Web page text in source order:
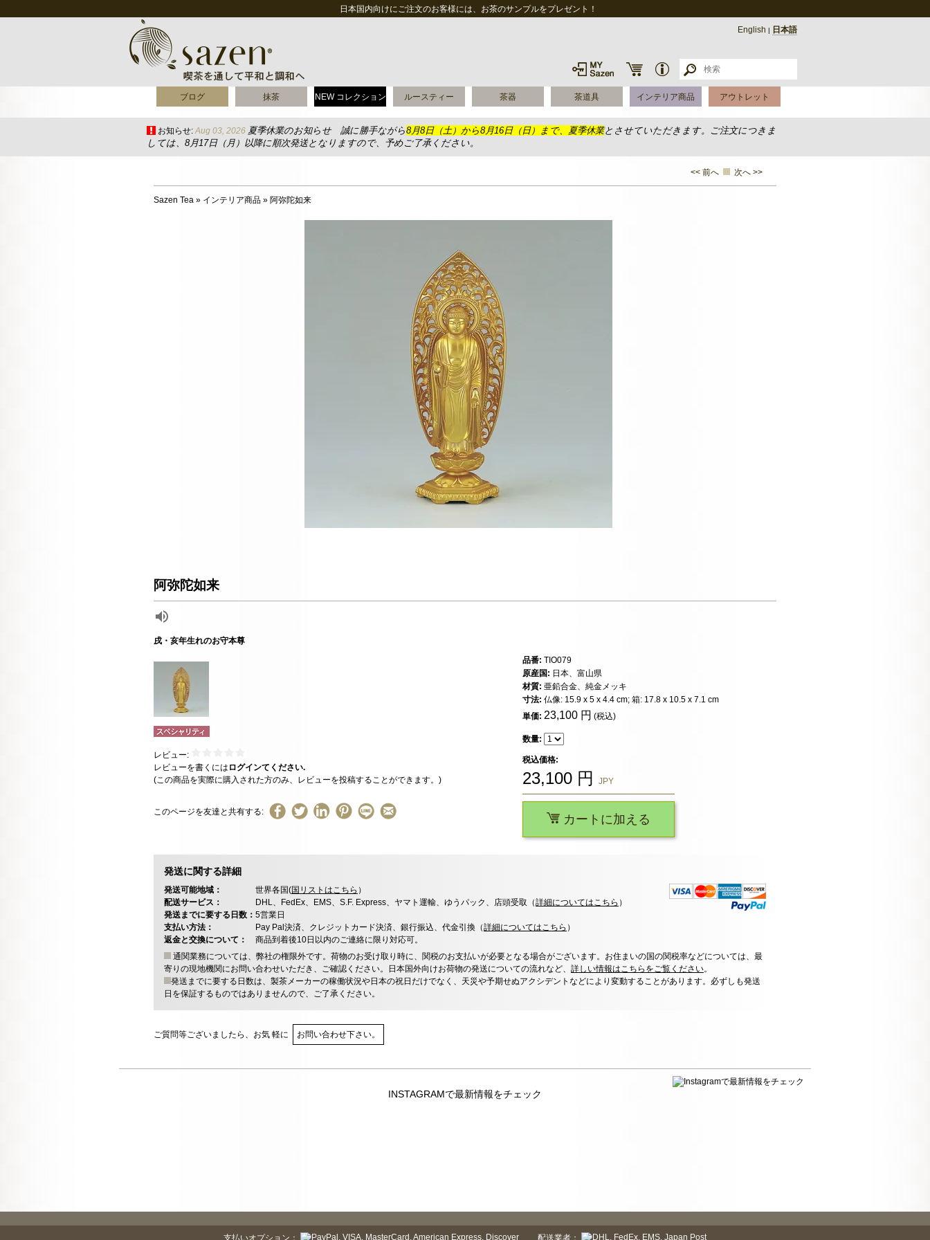
日本国内向けにご注文のお客様には、お茶のサンプルをプレゼント！
English | 日本語
ブログ 抹茶 NEW コレクション ルースティー 茶器 茶道具 インテリア商品 アウトレット
お知らせ: Aug 03, 2026 夏季休業のお知らせ 誠に勝手ながら8月8日（土）から8月16日（日）まで、夏季休業とさせていただきます。ご注文につきま
しては、8月17日（月）以降に順次発送となりますので、予めご了承ください。
<< 前へ 次へ >>
Sazen Tea » インテリア商品 » 阿弥陀如来
阿弥陀如来
戌・亥年生れのお守本尊
レビュー:
レビューを書くには ログインてください.
(この商品を実際に購入された方のみ、レビューを投稿することができます。)
このページを友達と共有する:
品番: TIO079
原産国: 日本、富山県
材質: 亜鉛合金、純金メッキ
寸法: 仏像: 15.9 x 5 x 4.4 cm; 箱: 17.8 x 10.5 x 7.1 cm
単価: 23,100 円 (税込)
数量:
税込価格:
23,100 円 JPY
カートに加える
発送に関する詳細
発送可能地域： 世界各国(国リストはこちら ）
配送サービス：
DHL、FedEx、EMS、S.F. Express、ヤマト運輸、ゆうパック、店頭受取（詳細についてはこちら ）
発送までに要する日数： 5営業日
支払い方法：
Pay Pal決済、クレジットカード決済、銀行振込、代金引換（詳細についてはこちら ）
返金と交換について：
商品到着後10日以内のご連絡に限り対応可。
通関業務については、弊社の権限外です。荷物のお受け取り時に、関税のお支払いが必要となる場合がございます。お住まいの国の関税率などについては、最
寄りの現地機関にお問い合わせいただき、ご確認ください。日本国外向けお荷物の発送についての流れなど、 詳しい情報はこちらをご覧ください。
発送までに要する日数は、製茶メーカーの稼働状況や日本の祝日だけでなく、天災や予期せぬアクシデントなどにより変動することがあります。必ずしも発送
日を保証するものではありませんので、ご了承ください。
ご質問等ございましたら、お気 軽に お問い合わせ下さい。
INSTAGRAMで最新情報をチェック
支払いオプション： 配送業者：